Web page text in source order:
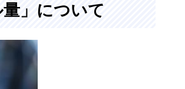
」について